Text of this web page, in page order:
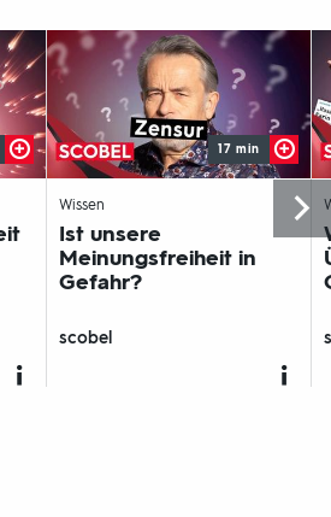
Wissen
Ist unsere
Meinungsfreiheit in
Gefahr?
scobel
17 min